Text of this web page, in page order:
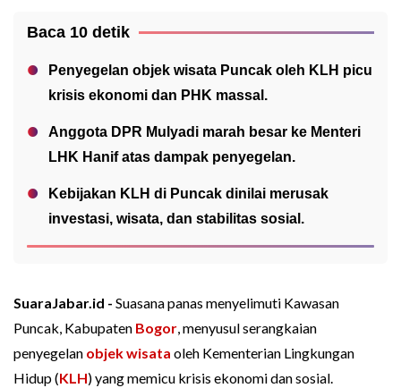
Baca 10 detik
Penyegelan objek wisata Puncak oleh KLH picu
krisis ekonomi dan PHK massal.
Anggota DPR Mulyadi marah besar ke Menteri
LHK Hanif atas dampak penyegelan.
Kebijakan KLH di Puncak dinilai merusak
investasi, wisata, dan stabilitas sosial.
SuaraJabar.id - Suasana panas menyelimuti Kawasan
Puncak, Kabupaten Bogor, menyusul serangkaian
penyegelan objek wisata oleh Kementerian Lingkungan
Hidup (KLH) yang memicu krisis ekonomi dan sosial.